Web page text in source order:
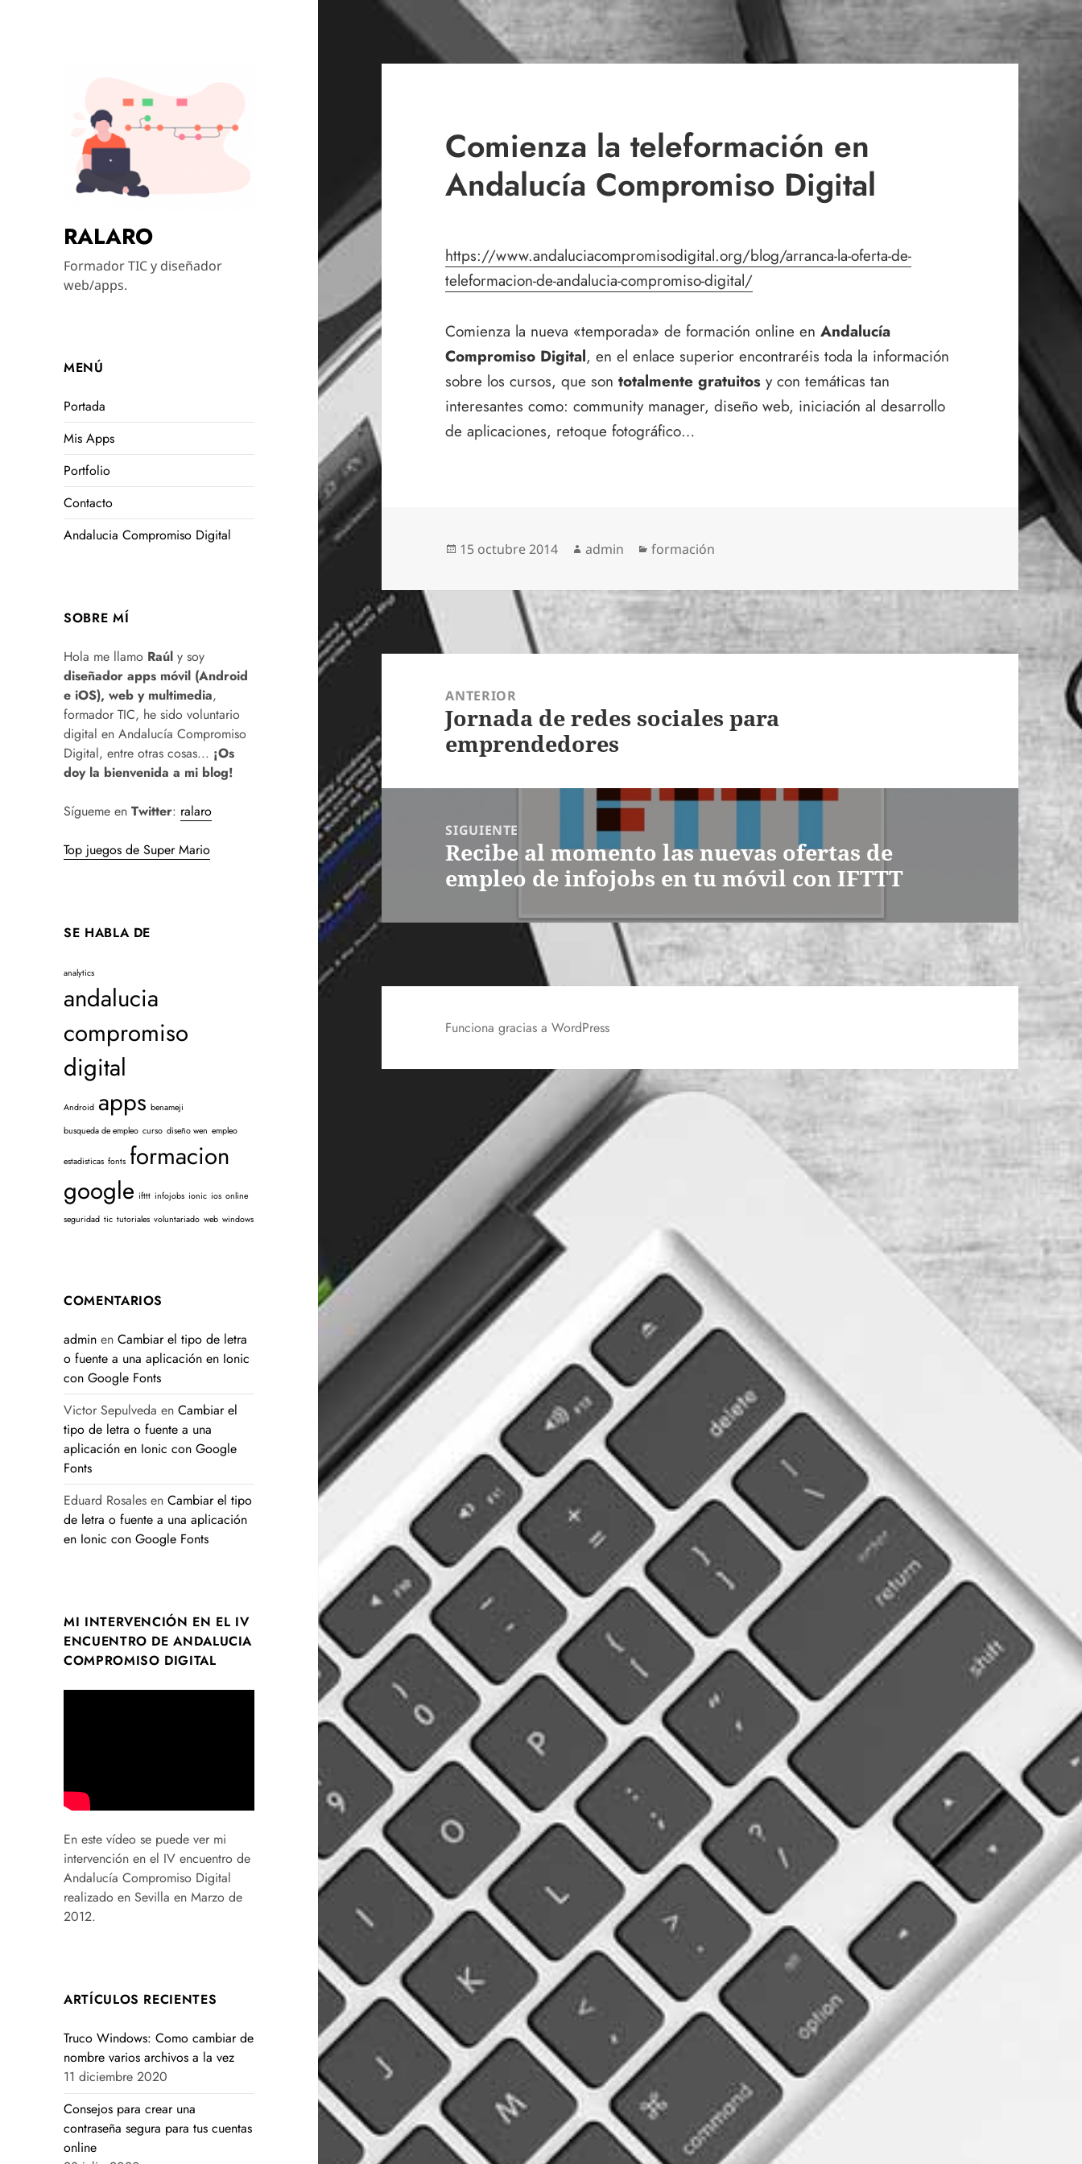
RALARO
Formador TIC y diseñador
web/apps.
MENÚ
Portada
Mis Apps
Portfolio
Contacto
Andalucia Compromiso Digital
SOBRE MÍ
Hola me llamo Raúl y soy
diseñador apps móvil (Android
e iOS), web y multimedia,
formador TIC, he sido voluntario
digital en Andalucía Compromiso
Digital, entre otras cosas... ¡Os
doy la bienvenida a mi blog!
Sígueme enTwitter: ralaro
Top juegos de Super Mario
SE HABLA DE
analytics
andalucia
compromiso
digital
Android apps benameji
busqueda de empleo curso diseño wen empleo
estadisticas fonts formacion
google ifttt infojobs ionic ios online
seguridad tic tutoriales voluntariado web windows
COMENTARIOS
admin enCambiar el tipo de letra
o fuente a una aplicación en Ionic
con Google Fonts
Victor Sepulveda enCambiar el
tipo de letra o fuente a una
aplicación en Ionic con Google
Fonts
Eduard Rosales enCambiar el tipo
de letra o fuente a una aplicación
en Ionic con Google Fonts
MI INTERVENCIÓN EN EL IV
ENCUENTRO DE ANDALUCIA
COMPROMISO DIGITAL
En este vídeo se puede ver mi
intervención en el IV encuentro de
Andalucía Compromiso Digital
realizado en Sevilla en Marzo de
2012.
ARTÍCULOS RECIENTES
Truco Windows: Como cambiar de
nombre varios archivos a la vez
11 diciembre 2020
Consejos para crear una
contraseña segura para tus cuentas
online
Comienza la teleformación en
Andalucía Compromiso Digital
https://www.andaluciacompromisodigital.org/blog/arranca-la-oferta-de-
teleformacion-de-andalucia-compromiso-digital/
Comienza la nueva «temporada» de formación online enAndalucía
Compromiso Digital, en el enlace superior encontraréis toda la información
sobre los cursos, que sontotalmente gratuitos y con temáticas tan
interesantes como: community manager, diseño web, iniciación al desarrollo
de aplicaciones, retoque fotográfico…
Publicado
15 octubre 2014 Autor
admin Categorías
formación
ANTERIOR
Entrada
anterior:
Jornada de redes sociales para
emprendedores
SIGUIENTE
Entrada
siguiente:
Recibe al momento las nuevas ofertas de
empleo de infojobs en tu móvil con IFTTT
Funciona gracias a WordPress